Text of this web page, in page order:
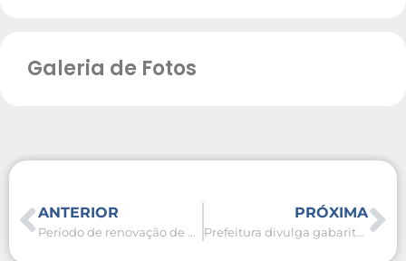
Galeria de Fotos
ANTERIOR PRÓXIMA